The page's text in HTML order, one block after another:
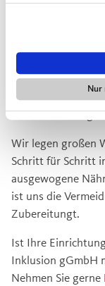
Nur
Pfennigparade
- Kindergarten
- Hort
-
Wir legen großen
Schritt für Schritt
ausgewogene
ist uns die
Zubereitungt.
Ist Ihre
Inklusion gGmbH
Nehmen Sie gerne